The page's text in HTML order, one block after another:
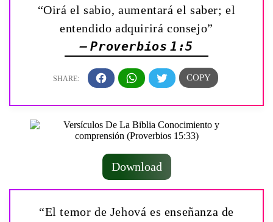
“Oirá el sabio, aumentará el saber; el
entendido adquirirá consejo”
— Proverbios 1:5
Download
“El temor de Jehová es enseñanza de